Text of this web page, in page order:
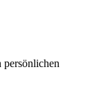
persönlichen